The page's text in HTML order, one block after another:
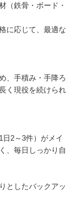
（鉄骨・ボード・
に応じて、最適な
、手積み・手降ろ
く現役を続けられ
2～3件）がメイ
、毎日しっかり自
としたバックアッ